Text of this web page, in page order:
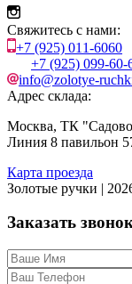
Свяжитесь с нами:
+7 (925) 011-6060
+7 (925) 099-60-
info@zolotye-
Адрес склада:
Москва, ТК
Линия 8 павильон
Карта проезда
Золотые ручки |
Заказать